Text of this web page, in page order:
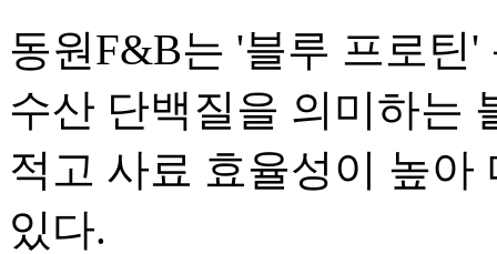
동원F&B는 '블루 프로틴
수산 단백질을 의미하는
적고 사료 효율성이 높아
있다.